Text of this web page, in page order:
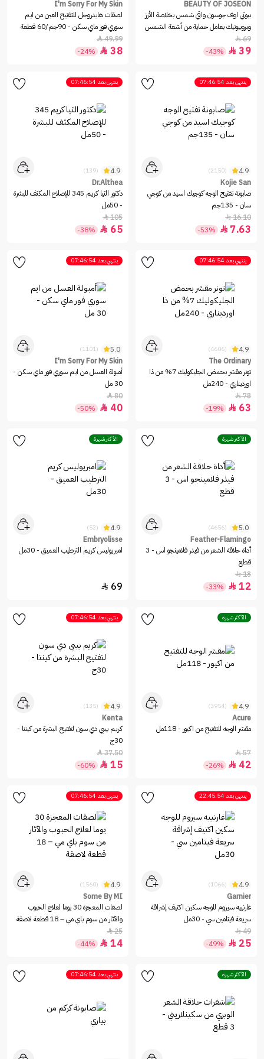
BEAUTY OF JOSEON
بيوتي اوف جوسون واقي شمس بخلاصة الأرز
وبروبيوتيك بعامل حماية من أشعة الشمس
69

39

-43%
I'm Sorry For My Skin
لصقات هايدروجل للتفتيح العين من ايم
سوري فور ماي سكن - 90جم/60 قطعة
49.99

38

-24%
ينتهي بعد 07:46:54
4.9
(2150)
Kojie San
صابونة تفتيح الوجه كوجيك اسيد من كوجي
سان - 135جم
16.10

7.63

-53%
ينتهي بعد 07:46:54
4.9
(139)
Dr.Althea
دكتور الثيا كريم 345 للإصلاح المكثف للبشرة
- 50مل
105

65

-38%
ينتهي بعد 07:46:54
4.9
(4606)
The Ordinary
تونر مقشر بحمض الجليكوليك 7% من ذا
اورديناري - 240مل
78

63

-19%
ينتهي بعد 07:46:54
5.0
(1101)
I'm Sorry For My Skin
أمبولة العسل من ايم سوري فور ماي سكن -
30 مل
80

40

-50%
الأكثر شهرة
5.0
(4656)
Feather-Flamingo
أداة حلاقة الشعر من فيذر فلامينجو اس - 3
قطع
18

12

-33%
الأكثر شهرة
4.9
(52)
Embryolisse
امبريوليس كريم الترطيب العميق - 30مل
69

الأكثر شهرة
4.9
(3954)
Acure
مقشر الوجه للتفتيح من اكيور - 118مل
57

42

-26%
ينتهي بعد 07:46:54
4.9
(135)
Kenta
كريم بيبي دي سون لتفتيح البشرة من كينتا -
30ج
37.50

15

-60%
ينتهي بعد 22:45:54
4.9
(1066)
Garnier
غارنييه سيروم للوجه سكين اكتيف إشراقة
سريعة فيتامين سي - 30مل
49

25

-49%
ينتهي بعد 07:46:54
4.9
(1560)
Some By MI
لصقات المعجزة 30 يوما لعلاج الحبوب
والآثار من سوم باي مي – 18 قطعة لاصقة
25

14

-44%
الأكثر شهرة ينتهي بعد 07:46:54